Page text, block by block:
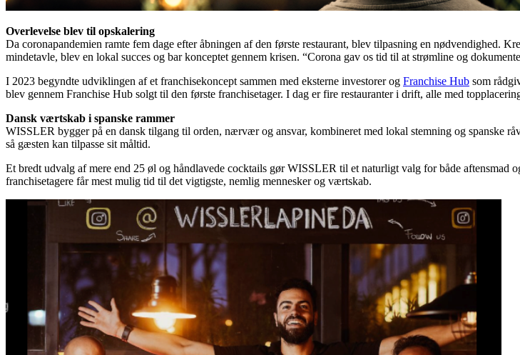
Overlevelse blev til opskalering
Da coronapandemien ramte fem dage efter åbningen af den første restaurant, blev tilpasning en nødvendighed.
mindetavle, blev en lokal succes og bar konceptet gennem krisen. “Corona gav os tid til at strømline og
I 2023 begyndte udviklingen af et franchisekoncept sammen med eksterne investorer og Franchise Hub som
blev gennem Franchise Hub solgt til den første franchisetager. I dag er fire restauranter i drift, alle med
Dansk værtskab i spanske rammer
WISSLER bygger på en dansk tilgang til orden, nærvær og ansvar, kombineret med lokal stemning og spanske
så gæsten kan tilpasse sit måltid.
Et bredt udvalg af mere end 25 øl og håndlavede cocktails gør WISSLER til et naturligt valg for både aftensmad
franchisetagere får mest mulig tid til det vigtigste, nemlig mennesker og værtskab.